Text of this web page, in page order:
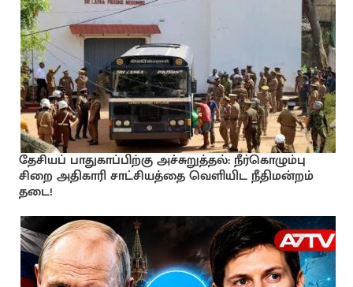
தேசியப் பாதுகாப்பிற்கு அச்சுறுத்தல்: நீர்கொழும்பு
சிறை அதிகாரி சாட்சியத்தை வெளியிட நீதிமன்றம்
தடை!